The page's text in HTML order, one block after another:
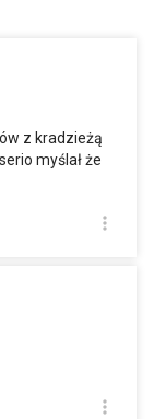
z kradzieżą
myślał że